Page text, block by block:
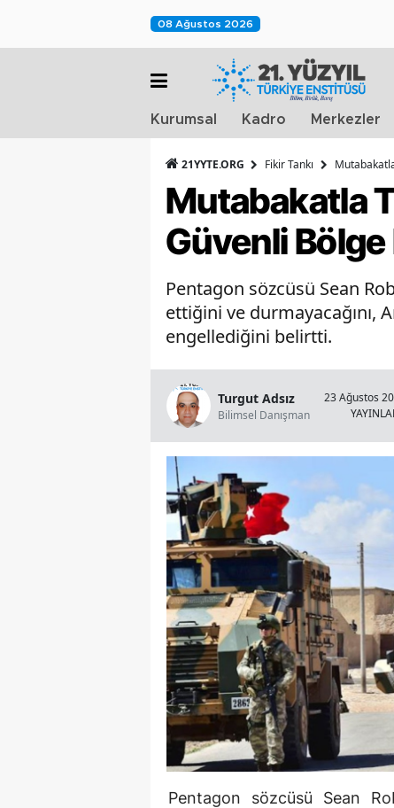
08 Ağustos 2026
Kurumsal Kadro Merkezler
21YYTE.ORG Fikir Tankı
Mutabakatla
Güvenli Bölge
Pentagon sözcüsü Sean
ettiğini ve durmayacağını,
engellediğini belirtti.
Turgut Adsız
Bilimsel Danışman
23 Ağustos
Pentagon sözcüsü Sean